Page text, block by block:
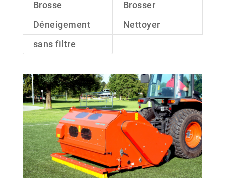
Brosse
Brosser
Déneigement
Nettoyer
sans filtre